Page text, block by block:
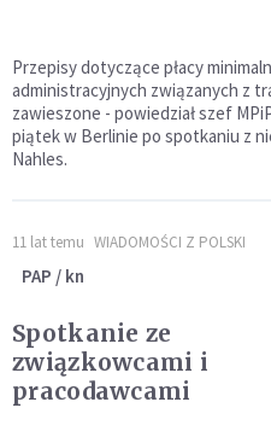
Przepisy dotyczące płacy
administracyjnych związanych z
zawieszone - powiedział szef
piątek w Berlinie po spotkaniu z
Nahles.
11 lat temu WIADOMOŚCI Z POLSKI
PAP / kn
Spotkanie ze
związkowcami i
pracodawcami